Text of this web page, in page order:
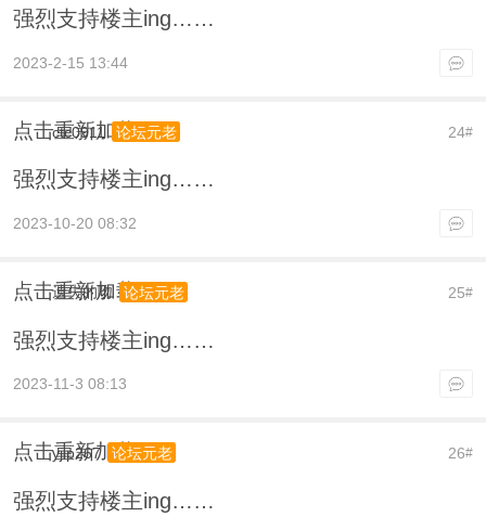
强烈支持楼主ing……
2023-2-15 13:44
点击重新加载 24#
ctc0911 论坛元老
强烈支持楼主ing……
2023-10-20 08:32
点击重新加载 25#
遗失的吻 论坛元老
强烈支持楼主ing……
2023-11-3 08:13
点击重新加载 26#
yjip267 论坛元老
强烈支持楼主ing……